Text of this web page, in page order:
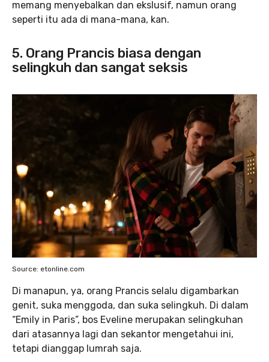
memang menyebalkan dan ekslusif, namun orang
seperti itu ada di mana-mana, kan.
5. Orang Prancis biasa dengan
selingkuh dan sangat seksis
Source: etonline.com
Di manapun, ya, orang Prancis selalu digambarkan
genit, suka menggoda, dan suka selingkuh. Di dalam
“Emily in Paris”, bos Eveline merupakan selingkuhan
dari atasannya lagi dan sekantor mengetahui ini,
tetapi dianggap lumrah saja.